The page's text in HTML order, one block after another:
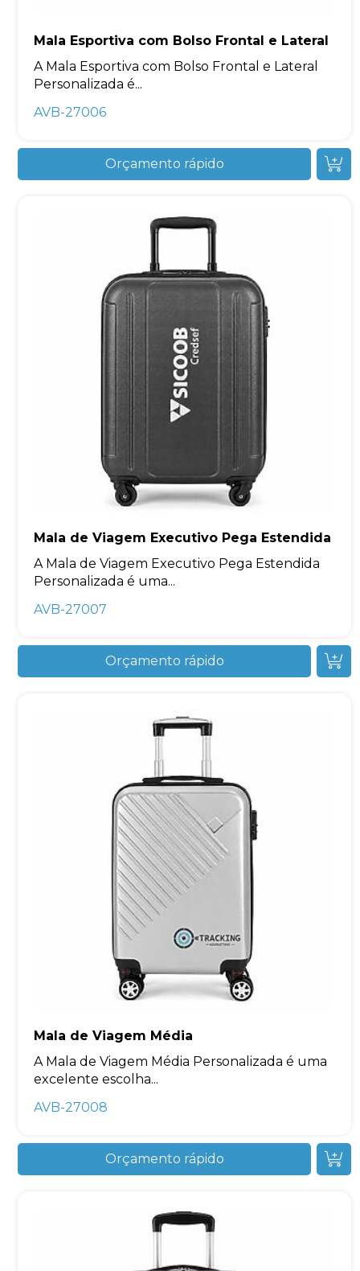
Mala Esportiva com Bolso Frontal e Lateral
A Mala Esportiva com Bolso Frontal e Lateral
Personalizada é...
AVB-27006
Orçamento rápido
Mala de Viagem Executivo Pega Estendida
A Mala de Viagem Executivo Pega Estendida
Personalizada é uma...
AVB-27007
Orçamento rápido
Mala de Viagem Média
A Mala de Viagem Média Personalizada é uma
excelente escolha...
AVB-27008
Orçamento rápido